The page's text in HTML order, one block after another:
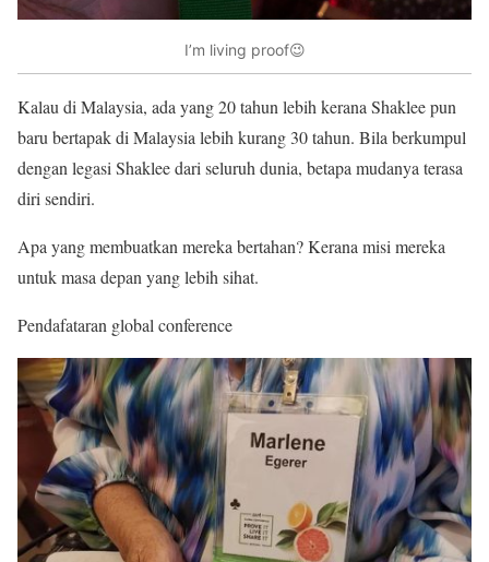
I’m living proof😉
Kalau di Malaysia, ada yang 20 tahun lebih kerana Shaklee pun
baru bertapak di Malaysia lebih kurang 30 tahun. Bila berkumpul
dengan legasi Shaklee dari seluruh dunia, betapa mudanya terasa
diri sendiri.
Apa yang membuatkan mereka bertahan? Kerana misi mereka
untuk masa depan yang lebih sihat.
Pendafataran global conference